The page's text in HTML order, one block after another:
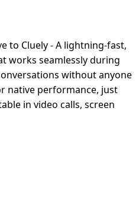
to Cluely - A lightning-fast,
works seamlessly during
without anyone
native performance, just
in video calls, screen